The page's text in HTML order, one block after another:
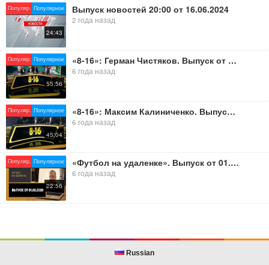
Популяр. Популярное
24:43
Выпуск новостей 20:00 от 16.06.2024
2 года назад
Популяр. Популярное
55:56
«8-16»: Герман Чистяков. Выпуск от 01.06.2020
6 года назад
Популяр. Популярное
45:04
«8-16»: Максим Калиниченко. Выпуск от 06.04.2020
6 года назад
Популяр. Популярное
22:56
«Футбол на удаленке». Выпуск от 01.08.2020
6 года назад
Russian